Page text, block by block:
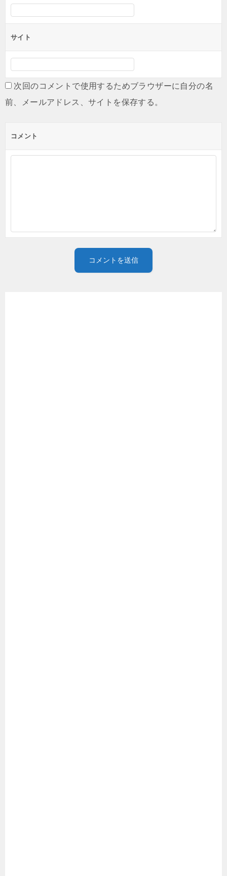
サイト
次回のコメントで使用するためブラウザーに自分の名
前、メールアドレス、サイトを保存する。
コメント